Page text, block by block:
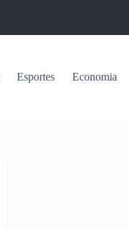
Esportes Economia